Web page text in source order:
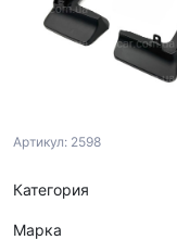
Артикул: 2598
Категория
Марка